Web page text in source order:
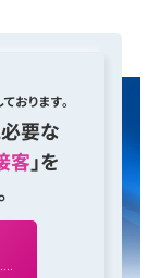
おります。
要な
客」を